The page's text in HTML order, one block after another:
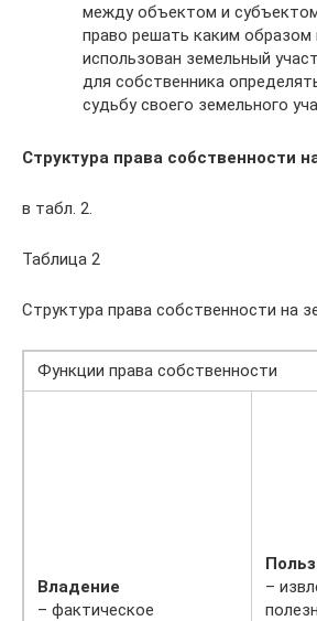
между объектом и
право решать каким
использован земельный
для собственника
судьбу своего земельного
Структура права собственности
в табл. 2.
Таблица 2
Структура права собственности на
Функции права собственности
Владение
– фактическое
–